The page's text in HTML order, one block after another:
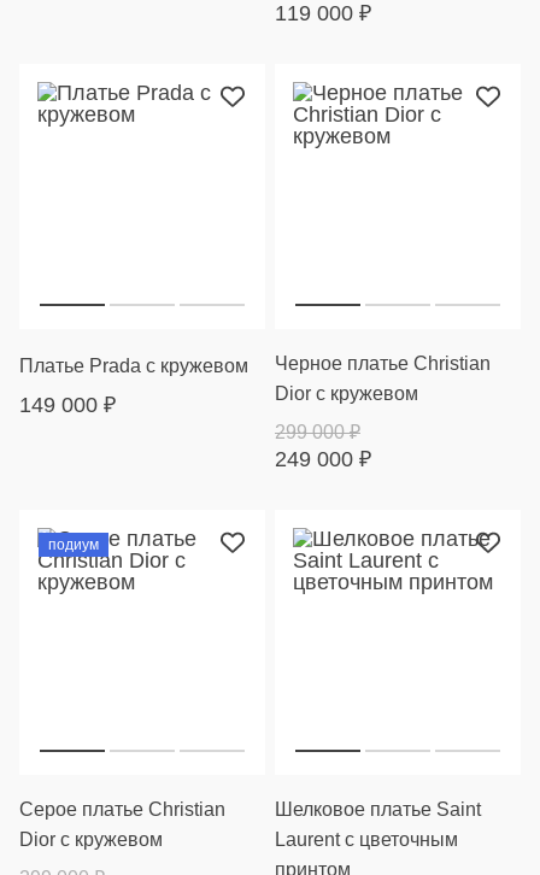
119 000 ₽
Платье Prada с кружевом
149 000 ₽
Черное платье Christian
Dior с кружевом
249 000 ₽
299 000₽
подиум
Серое платье Christian
Dior с кружевом
Шелковое платье Saint
Laurent с цветочным
принтом